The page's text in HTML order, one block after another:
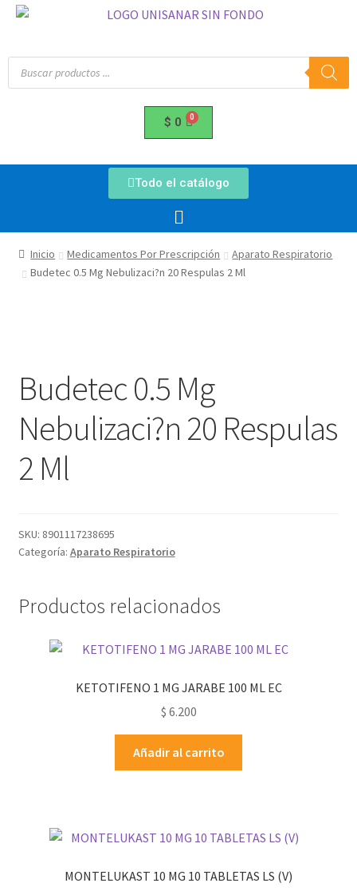
$ 0
Todo el catálogo
Inicio Medicamentos Por Prescripción
Aparato Respiratorio
Budetec 0.5 Mg Nebulizaci?n 20 Respulas 2 Ml
Budetec 0.5 Mg
Nebulizaci?n 20 Respulas
2 Ml
SKU: 8901117238695
Categoría: Aparato Respiratorio
Productos relacionados
KETOTIFENO 1 MG JARABE 100 ML EC
$ 6.200
Añadir al carrito
MONTELUKAST 10 MG 10 TABLETAS LS (V)